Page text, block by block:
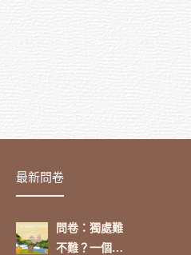
最新問卷
問卷：獨處難
不難？一個人